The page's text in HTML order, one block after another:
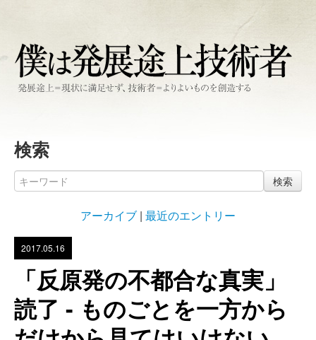
検索
検索
アーカイブ | 最近のエントリー
2017.05.16
「反原発の不都合な真実」
読了 - ものごとを一方から